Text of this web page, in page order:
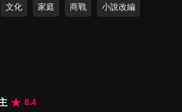
文化 家庭 商戰 小說改編
8.4